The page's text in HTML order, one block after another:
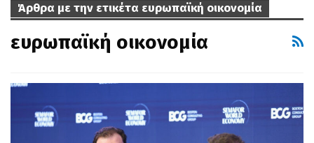
Άρθρα με την ετικέτα ευρωπαϊκή οικονομία
ευρωπαϊκή οικονομία